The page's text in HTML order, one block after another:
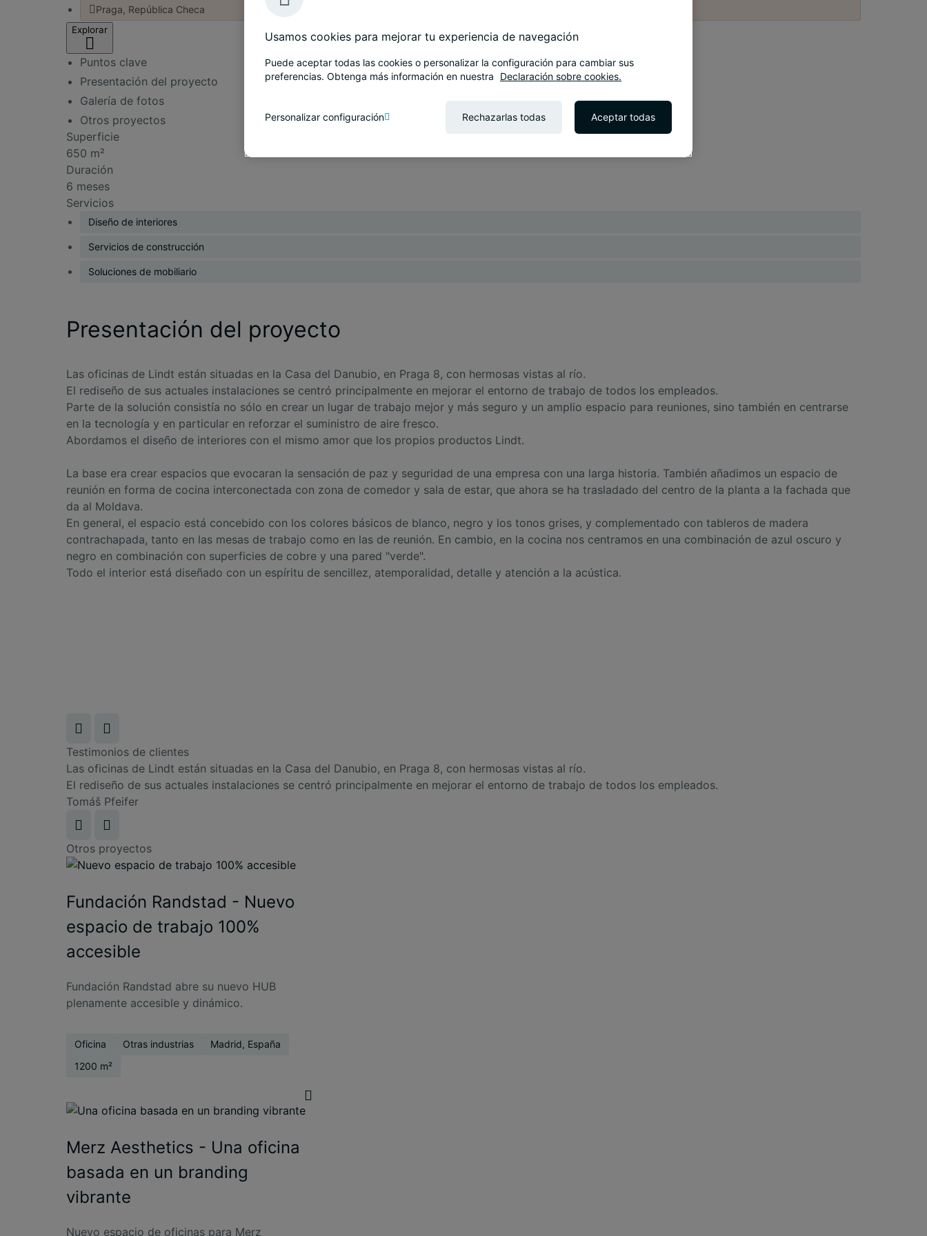
Praga, República Checa
Explorar
Puntos clave
Presentación del proyecto
Galería de fotos
Otros proyectos
Superficie
650 m²
Duración
6 meses
Servicios
Diseño de interiores
Servicios de construcción
Soluciones de mobiliario
Presentación del proyecto
Las oficinas de Lindt están situadas en la Casa del Danubio, en Praga 8, con hermosas vistas al río.
El rediseño de sus actuales instalaciones se centró principalmente en mejorar el entorno de trabajo de todos los empleados.
Parte de la solución consistía no sólo en crear un lugar de trabajo mejor y más seguro y un amplio espacio para reuniones, sino también en centrarse
en la tecnología y en particular en reforzar el suministro de aire fresco.
Abordamos el diseño de interiores con el mismo amor que los propios productos Lindt.
La base era crear espacios que evocaran la sensación de paz y seguridad de una empresa con una larga historia. También añadimos un espacio de
reunión en forma de cocina interconectada con zona de comedor y sala de estar, que ahora se ha trasladado del centro de la planta a la fachada que
da al Moldava.
En general, el espacio está concebido con los colores básicos de blanco, negro y los tonos grises, y complementado con tableros de madera
contrachapada, tanto en las mesas de trabajo como en las de reunión. En cambio, en la cocina nos centramos en una combinación de azul oscuro y
negro en combinación con superficies de cobre y una pared "verde".
Todo el interior está diseñado con un espíritu de sencillez, atemporalidad, detalle y atención a la acústica.
Testimonios de clientes
Las oficinas de Lindt están situadas en la Casa del Danubio, en Praga 8, con hermosas vistas al río.
El rediseño de sus actuales instalaciones se centró principalmente en mejorar el entorno de trabajo de todos los empleados.
Tomáš Pfeifer
Otros proyectos
Fundación Randstad - Nuevo
espacio de trabajo 100%
accesible
Fundación Randstad abre su nuevo HUB
plenamente accesible y dinámico.
Oficina Otras industrias
Madrid, España
1200 m²
Merz Aesthetics - Una oficina
basada en un branding
vibrante
Nuevo espacio de oficinas para Merz
Usamos cookies para mejorar tu experiencia de navegación
Puede aceptar todas las cookies o personalizar la configuración para cambiar sus
preferencias. Obtenga más información en nuestra
Declaración sobre cookies.
Rechazarlas todas Aceptar todas
Personalizar configuración